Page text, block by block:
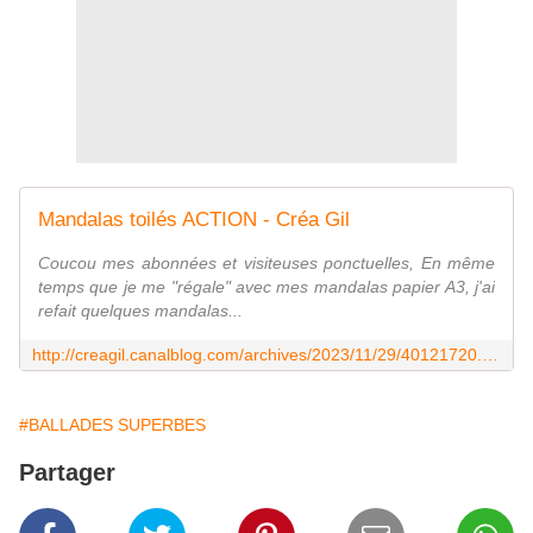
Mandalas toilés ACTION - Créa Gil
Coucou mes abonnées et visiteuses ponctuelles, En même
temps que je me "régale" avec mes mandalas papier A3, j'ai
refait quelques mandalas...
#BALLADES SUPERBES
Partager